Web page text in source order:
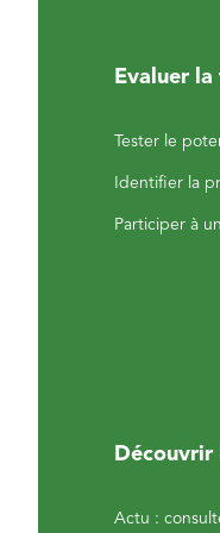
Evaluer
Tester le
Identifier la
Participer à
Découvrir
Actu :